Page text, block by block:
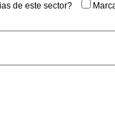
de este sector?